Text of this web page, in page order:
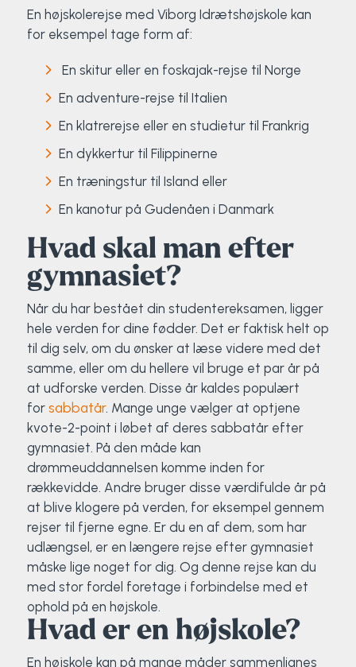
En højskolerejse med Viborg Idrætshøjskole kan
for eksempel tage form af:
En skitur eller en foskajak-rejse til Norge
En adventure-rejse til Italien
En klatrerejse eller en studietur til Frankrig
En dykkertur til Filippinerne
En træningstur til Island eller
En kanotur på Gudenåen i Danmark
Hvad skal man efter
gymnasiet?
Når du har bestået din studentereksamen, ligger
hele verden for dine fødder. Det er faktisk helt op
til dig selv, om du ønsker at læse videre med det
samme, eller om du hellere vil bruge et par år på
at udforske verden. Disse år kaldes populært
for sabbatår. Mange unge vælger at optjene
kvote-2-point i løbet af deres sabbatår efter
gymnasiet. På den måde kan
drømmeuddannelsen komme inden for
rækkevidde. Andre bruger disse værdifulde år på
at blive klogere på verden, for eksempel gennem
rejser til fjerne egne. Er du en af dem, som har
udlængsel, er en længere rejse efter gymnasiet
måske lige noget for dig. Og denne rejse kan du
med stor fordel foretage i forbindelse med et
ophold på en højskole.
Hvad er en højskole?
En højskole kan på mange måder sammenlignes